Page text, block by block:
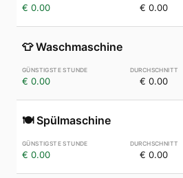
€ 0.00 € 0.00
👕 Waschmaschine
€ 0.00 € 0.00
🍽️ Spülmaschine
€ 0.00 € 0.00